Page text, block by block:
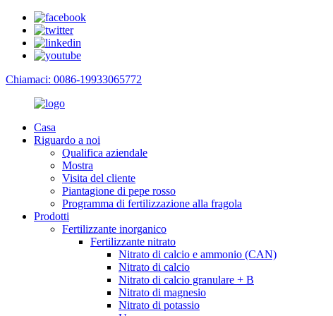
Chiamaci: 0086-19933065772
Casa
Riguardo a noi
Qualifica aziendale
Mostra
Visita del cliente
Piantagione di pepe rosso
Programma di fertilizzazione alla fragola
Prodotti
Fertilizzante inorganico
Fertilizzante nitrato
Nitrato di calcio e ammonio (CAN)
Nitrato di calcio
Nitrato di calcio granulare + B
Nitrato di magnesio
Nitrato di potassio